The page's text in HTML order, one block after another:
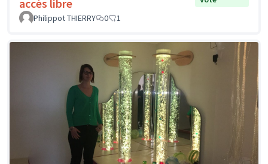
accès libre
Philippot THIERRY
0 1